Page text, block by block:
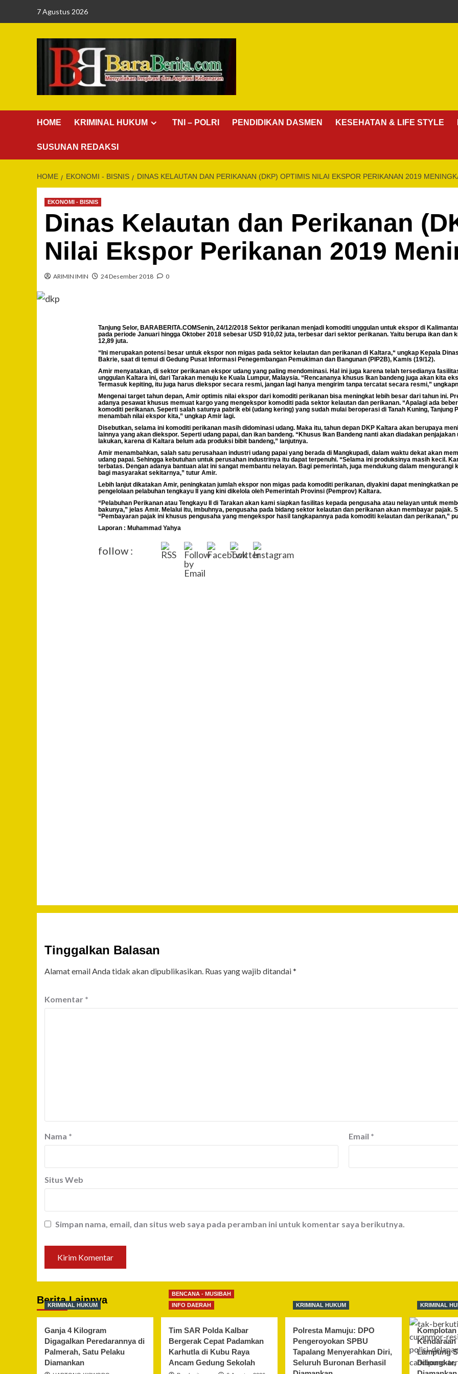
7 Agustus 2026
HOME KRIMINAL HUKUM TNI – POLRI PENDIDIKAN DASMEN KESEHATAN & LIFE STYLE
SUSUNAN REDAKSI
HOME EKONOMI - BISNIS DINAS KELAUTAN DAN PERIKANAN (DKP) OPTIMIS NILAI EKSPOR PERIKANAN 2019
EKONOMI - BISNIS
Dinas Kelautan dan Perikanan
Nilai Ekspor Perikanan 2019
ARIMIN IMIN 24 Desember 2018 0
Tanjung Selor, BARABERITA.COMSenin, 24/12/2018 Sektor perikanan menjadi komoditi unggulan untuk ekspor di
pada periode Januari hingga Oktober 2018 sebesar USD 910,02 juta, terbesar dari sektor perikanan. Yaitu berupa ikan dan
12,89 juta.
“Ini merupakan potensi besar untuk ekspor non migas pada sektor kelautan dan perikanan di Kaltara,“ ungkap Kepala
Bakrie, saat di temui di Gedung Pusat Informasi Penegembangan Pemukiman dan Bangunan (PIP2B), Kamis (19/12).
Amir menyatakan, di sektor perikanan ekspor udang yang paling mendominasi. Hal ini juga karena telah tersedianya
unggulan Kaltara ini, dari Tarakan menuju ke Kuala Lumpur, Malaysia. “Rencananya khusus Ikan bandeng juga akan kita
Termasuk kepiting, itu juga harus diekspor secara resmi, jangan lagi hanya mengirim tanpa tercatat secara resmi,”
Mengenai target tahun depan, Amir optimis nilai ekspor dari komoditi perikanan bisa meningkat lebih besar dari tahun ini.
adanya pesawat khusus memuat kargo yang mengekspor komoditi pada sektor kelautan dan perikanan. “Apalagi ada
komoditi perikanan. Seperti salah satunya pabrik ebi (udang kering) yang sudah mulai beroperasi di Tanah Kuning, Tanjung
menambah nilai ekspor kita,” ungkap Amir lagi.
Disebutkan, selama ini komoditi perikanan masih didominasi udang. Maka itu, tahun depan DKP Kaltara akan berupaya
lainnya yang akan diekspor. Seperti udang papai, dan ikan bandeng. “Khusus Ikan Bandeng nanti akan diadakan
lakukan, karena di Kaltara belum ada produksi bibit bandeng,” lanjutnya.
Amir menambahkan, salah satu perusahaan industri udang papai yang berada di Mangkupadi, dalam waktu dekat akan
udang papai. Sehingga kebutuhan untuk perusahan industrinya itu dapat terpenuhi. “Selama ini produksinya masih kecil.
terbatas. Dengan adanya bantuan alat ini sangat membantu nelayan. Bagi pemerintah, juga mendukung dalam
bagi masyarakat sekitarnya,” tutur Amir.
Lebih lanjut dikatakan Amir, peningkatan jumlah ekspor non migas pada komoditi perikanan, diyakini dapat meningkatkan
pengelolaan pelabuhan tengkayu II yang kini dikelola oleh Pemerintah Provinsi (Pemprov) Kaltara.
“Pelabuhan Perikanan atau Tengkayu II di Tarakan akan kami siapkan fasilitas kepada pengusaha atau nelayan untuk
bakunya,” jelas Amir. Melalui itu, imbuhnya, pengusaha pada bidang sektor kelautan dan perikanan akan membayar pajak.
“Pembayaran pajak ini khusus pengusaha yang mengekspor hasil tangkapannya pada komoditi kelautan dan perikanan,”
Laporan : Muhammad Yahya
follow :
Tinggalkan Balasan
Alamat email Anda tidak akan dipublikasikan. Ruas yang wajib ditandai*
Komentar *
Nama * Email *
Situs Web
Simpan nama, email, dan situs web saya pada peramban ini untuk komentar saya berikutnya.
Berita Lainnya
KRIMINAL HUKUM
Ganja 4 Kilogram
Digagalkan Peredarannya di
Palmerah, Satu Pelaku
Diamankan
BENCANA - MUSIBAH
INFO DAERAH
Tim SAR Polda Kalbar
Bergerak Cepat Padamkan
Karhutla di Kubu Raya
Ancam Gedung Sekolah
KRIMINAL HUKUM
Polresta Mamuju: DPO
Pengeroyokan SPBU
Tapalang Menyerahkan Diri,
Seluruh Buronan Berhasil
KRIMINAL
Lampung
Dibongkar,